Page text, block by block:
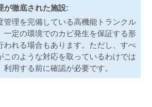
が徹底された施設:
管理を完備している高機能トランクル
一定の環境でのカビ発生を保証する形
われる場合もあります。ただし、すべ
このような対応を取っているわけでは
利用する前に確認が必要です。